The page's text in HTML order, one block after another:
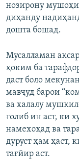
нозирону
диҳанду
дошта бошад.
Мусалламан
ҳоким ба
даст боло
мавҷуд барои
ва халалу
ғолиб ин аст, ки
намехоҳад ва
дуруст ҳам ҳаст,
тағйир аст.